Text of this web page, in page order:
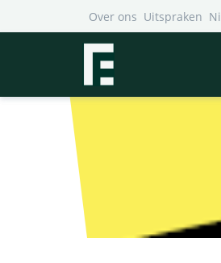
Over ons Uitspraken